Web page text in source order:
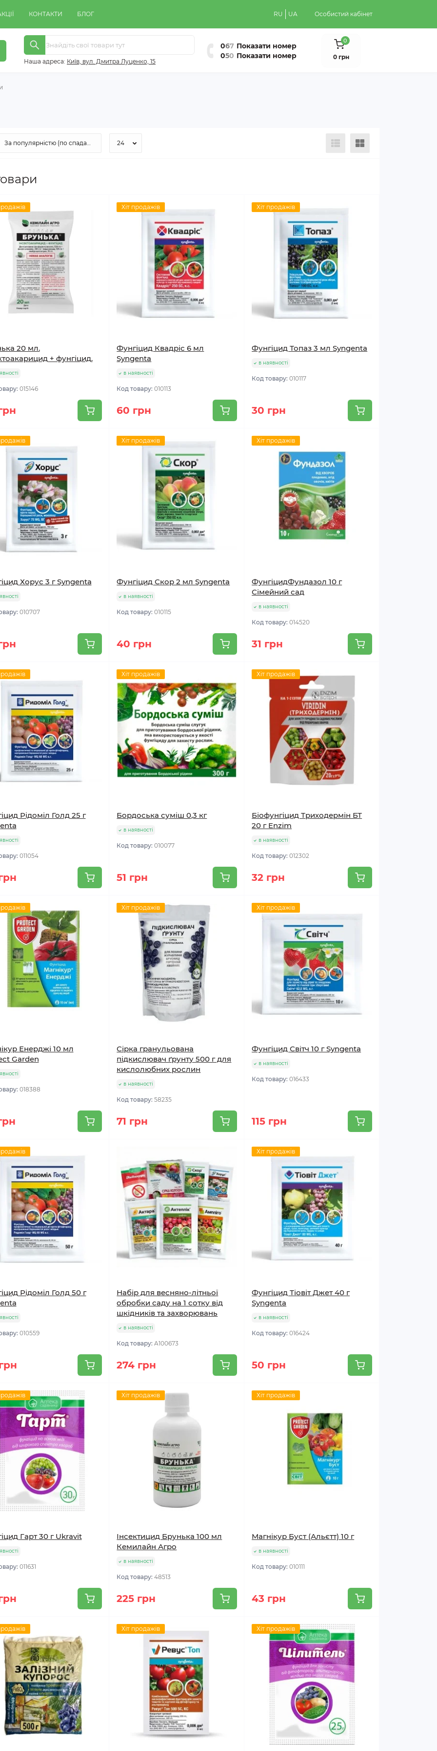
КОНТАКТИ БЛОГ RU UA Особистий кабінет
Наша адреса: Київ, вул. Дмитра Луценко, 15
067 Показати номер
050 Показати номер
0
0 грн
20 мл.
+ фунгіцид.
015146
Хіт продажів
Фунгіцид Квадріс 6 мл
Syngenta
в наявності
Код товару:010113
60 грн
Хіт продажів
Фунгіцид Топаз 3 мл Syngenta
в наявності
Код товару:010117
30 грн
Хорус 3 г Syngenta
010707
Хіт продажів
Фунгіцид Скор 2 мл Syngenta
в наявності
Код товару:010115
40 грн
Хіт продажів
ФунгіцидФундазол 10 г
Сімейний сад
в наявності
Код товару:014520
31 грн
Рідоміл Голд 25 г
011054
Хіт продажів
Бордоська суміш 0,3 кг
в наявності
Код товару:010077
51 грн
Хіт продажів
Біофунгіцид Триходермін БТ
20 г Enzim
в наявності
Код товару:012302
32 грн
Енерджі 10 мл
Garden
018388
Хіт продажів
Сірка гранульована
підкислювач ґрунту 500 г для
кислолюбних рослин
в наявності
Код товару:58235
71 грн
Хіт продажів
Фунгіцид Світч 10 г Syngenta
в наявності
Код товару:016433
115 грн
Рідоміл Голд 50 г
010559
Набір для весняно-літньої
обробки саду на 1 сотку від
шкідників та захворювань
в наявності
Код товару:A100673
274 грн
Хіт продажів
Фунгіцид Тіовіт Джет 40 г
Syngenta
в наявності
Код товару:016424
50 грн
Гарт 30 г Ukravit
011631
Хіт продажів
Інсектицид Брунька 100 мл
Кемилайн Агро
в наявності
Код товару:48513
225 грн
Хіт продажів
Магнікур Буст (Альєтт) 10 г
в наявності
Код товару:010111
43 грн
Хіт продажів Хіт продажів